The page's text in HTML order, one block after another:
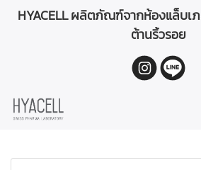
HYACELL ผลิตภัณฑ์จากห้องแล็บเ
ต้านริ้วรอย